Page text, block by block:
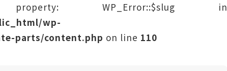
WP_Error::$slug in
wp-
parts/content.php on line 110